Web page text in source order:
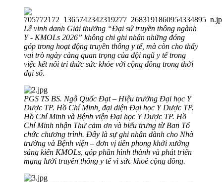
Lễ vinh danh Giải thưởng “Đại sứ truyền thông ngành
Y - KMOLs 2026” không chỉ ghi nhận những đóng
góp trong hoạt động truyền thông y tế, mà còn cho thấy
vai trò ngày càng quan trọng của đội ngũ y tế trong
việc kết nối tri thức sức khỏe với cộng đồng trong thời
đại số.
PGS TS BS. Ngô Quốc Đạt – Hiệu trưởng Đại học Y
Dược TP. Hồ Chí Minh, đại diện Đại học Y Dược TP.
Hồ Chí Minh và Bệnh viện Đại học Y Dược TP. Hồ
Chí Minh nhận Thư cảm ơn và biểu trưng từ Ban Tổ
chức chương trình. Đây là sự ghi nhận dành cho Nhà
trường và Bệnh viện – đơn vị tiên phong khởi xướng
sáng kiến KMOLs, góp phần hình thành và phát triển
mạng lưới truyền thông y tế vì sức khoẻ cộng đồng.